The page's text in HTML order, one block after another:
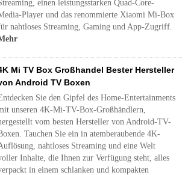
einen leistungsstarken Quad-Core-
Player und das renommierte Xiaomi Mi-Box
nahtloses Streaming, Gaming und App-Zugriff.
Mi TV Box Großhandel Bester Hersteller
Android TV Boxen
Sie den Gipfel des Home-Entertainments
unseren 4K-Mi-TV-Box-Großhändlern,
vom besten Hersteller von Android-TV-
Tauchen Sie ein in atemberaubende 4K-
nahtloses Streaming und eine Welt
Inhalte, die Ihnen zur Verfügung steht, alles
in einem schlanken und kompakten